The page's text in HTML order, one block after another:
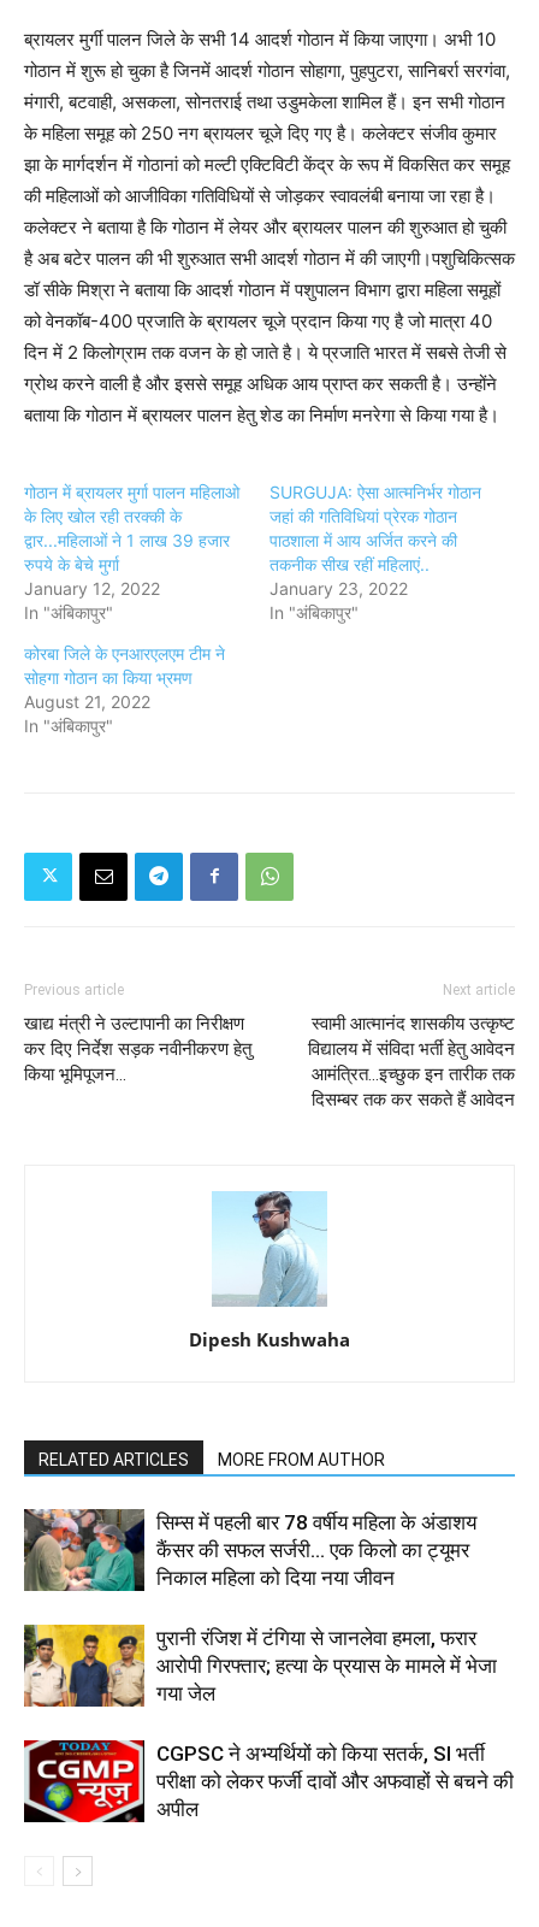
ब्रायलर मुर्गी पालन जिले के सभी 14 आदर्श गोठान में किया जाएगा। अभी 10
गोठान में शुरू हो चुका है जिनमें आदर्श गोठान सोहागा, पुहपुटरा, सानिबर्रा सरगंवा,
मंगारी, बटवाही, असकला, सोनतराई तथा उडुमकेला शामिल हैं। इन सभी गोठान
के महिला समूह को 250 नग ब्रायलर चूजे दिए गए है। कलेक्टर संजीव कुमार
झा के मार्गदर्शन में गोठानां को मल्टी एक्टिविटी केंद्र के रूप में विकसित कर समूह
की महिलाओं को आजीविका गतिविधियों से जोड़कर स्वावलंबी बनाया जा रहा है।
कलेक्टर ने बताया है कि गोठान में लेयर और ब्रायलर पालन की शुरुआत हो चुकी
है अब बटेर पालन की भी शुरुआत सभी आदर्श गोठान में की जाएगी।पशुचिकित्सक
डॉ सीके मिश्रा ने बताया कि आदर्श गोठान में पशुपालन विभाग द्वारा महिला समूहों
को वेनकॉब-400 प्रजाति के ब्रायलर चूजे प्रदान किया गए है जो मात्रा 40
दिन में 2 किलोग्राम तक वजन के हो जाते है। ये प्रजाति भारत में सबसे तेजी से
ग्रोथ करने वाली है और इससे समूह अधिक आय प्राप्त कर सकती है। उन्होंने
बताया कि गोठान में ब्रायलर पालन हेतु शेड का निर्माण मनरेगा से किया गया है।
गोठान में ब्रायलर मुर्गा पालन महिलाओ
के लिए खोल रही तरक्की के
द्वार...महिलाओं ने 1 लाख 39 हजार
रुपये के बेचे मुर्गा
January 12, 2022
In "अंबिकापुर"
SURGUJA: ऐसा आत्मनिर्भर गोठान
जहां की गतिविधियां प्रेरक गोठान
पाठशाला में आय अर्जित करने की
तकनीक सीख रहीं महिलाएं..
January 23, 2022
In "अंबिकापुर"
कोरबा जिले के एनआरएलएम टीम ने
सोहगा गोठान का किया भ्रमण
August 21, 2022
In "अंबिकापुर"
Previous article
खाद्य मंत्री ने उल्टापानी का निरीक्षण
कर दिए निर्देश सड़क नवीनीकरण हेतु
किया भूमिपूजन...
Next article
स्वामी आत्मानंद शासकीय उत्कृष्ट
विद्यालय में संविदा भर्ती हेतु आवेदन
आमंत्रित...इच्छुक इन तारीक तक
दिसम्बर तक कर सकते हैं आवेदन
Dipesh Kushwaha
RELATED ARTICLES MORE FROM AUTHOR
सिम्स में पहली बार 78 वर्षीय महिला के अंडाशय
कैंसर की सफल सर्जरी... एक किलो का ट्यूमर
निकाल महिला को दिया नया जीवन
पुरानी रंजिश में टंगिया से जानलेवा हमला, फरार
आरोपी गिरफ्तार; हत्या के प्रयास के मामले में भेजा
गया जेल
CGPSC ने अभ्यर्थियों को किया सतर्क, SI भर्ती
परीक्षा को लेकर फर्जी दावों और अफवाहों से बचने की
अपील